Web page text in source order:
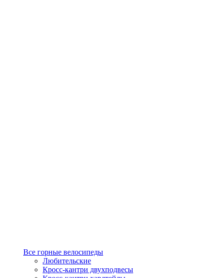
Все горные велосипеды
Любительские
Кросс-кантри двухподвесы